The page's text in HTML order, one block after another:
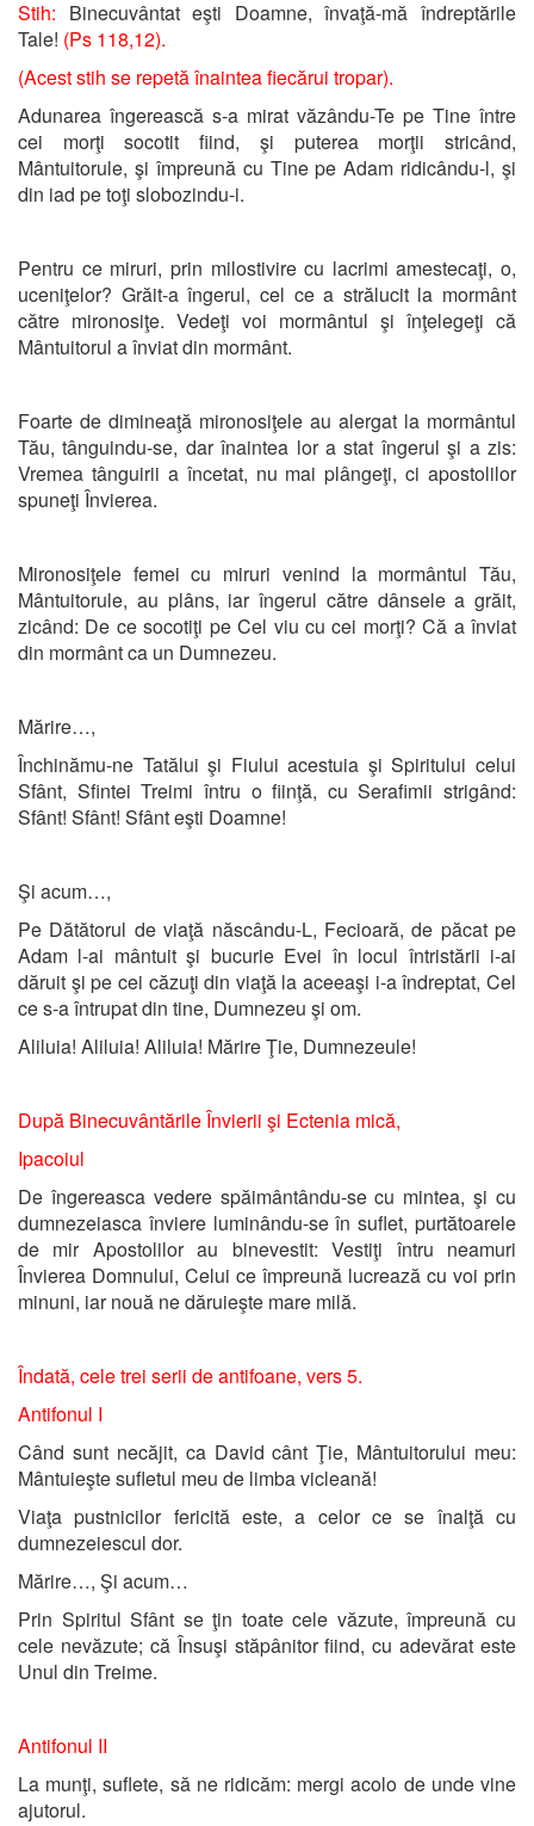
Stih: Binecuvântat eşti Doamne, învaţă-mă îndreptările
Tale! (Ps 118,12).
(Acest stih se repetă înaintea fiecărui tropar).
Adunarea îngerească s-a mirat văzându-Te pe Tine între
cei morţi socotit fiind, şi puterea morţii stricând,
Mântuitorule, şi împreună cu Tine pe Adam ridicându-l, şi
din iad pe toţi slobozindu-i.
Pentru ce miruri, prin milostivire cu lacrimi amestecaţi, o,
uceniţelor? Grăit-a îngerul, cel ce a strălucit la mormânt
către mironosiţe. Vedeţi voi mormântul şi înţelegeţi că
Mântuitorul a înviat din mormânt.
Foarte de dimineaţă mironosiţele au alergat la mormântul
Tău, tânguindu-se, dar înaintea lor a stat îngerul şi a zis:
Vremea tânguirii a încetat, nu mai plângeţi, ci apostolilor
spuneţi Învierea.
Mironosiţele femei cu miruri venind la mormântul Tău,
Mântuitorule, au plâns, iar îngerul către dânsele a grăit,
zicând: De ce socotiţi pe Cel viu cu cei morţi? Că a înviat
din mormânt ca un Dumnezeu.
Mărire…,
Închinămu-ne Tatălui şi Fiului acestuia şi Spiritului celui
Sfânt, Sfintei Treimi întru o fiinţă, cu Serafimii strigând:
Sfânt! Sfânt! Sfânt eşti Doamne!
Şi acum…,
Pe Dătătorul de viaţă născându-L, Fecioară, de păcat pe
Adam l-ai mântuit şi bucurie Evei în locul întristării i-ai
dăruit şi pe cei căzuţi din viaţă la aceeaşi i-a îndreptat, Cel
ce s-a întrupat din tine, Dumnezeu şi om.
Aliluia! Aliluia! Aliluia! Mărire Ţie, Dumnezeule!
După Binecuvântările Învierii şi Ectenia mică,
Ipacoiul
De îngereasca vedere spăimântându-se cu mintea, şi cu
dumnezeiasca înviere luminându-se în suflet, purtătoarele
de mir Apostolilor au binevestit: Vestiţi întru neamuri
Învierea Domnului, Celui ce împreună lucrează cu voi prin
minuni, iar nouă ne dăruieşte mare milă.
Îndată, cele trei serii de antifoane, vers 5.
Antifonul I
Când sunt necăjit, ca David cânt Ţie, Mântuitorului meu:
Mântuieşte sufletul meu de limba vicleană!
Viaţa pustnicilor fericită este, a celor ce se înalţă cu
dumnezeiescul dor.
Mărire…, Şi acum…
Prin Spiritul Sfânt se ţin toate cele văzute, împreună cu
cele nevăzute; că Însuşi stăpânitor fiind, cu adevărat este
Unul din Treime.
Antifonul II
La munţi, suflete, să ne ridicăm: mergi acolo de unde vine
ajutorul.